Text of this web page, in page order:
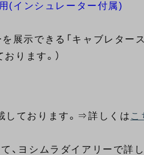
(インシュレーター付属)
展示できる「キャブレター
ります。）
しております。⇒詳しくは こ
、ヨシムラダイアリーで詳